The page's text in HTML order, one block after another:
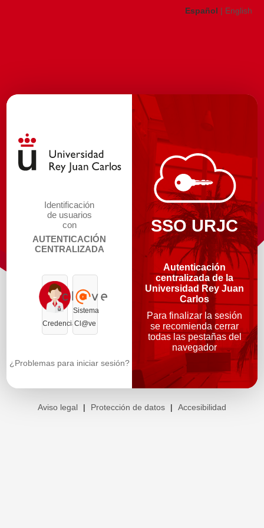
Español | English
Identificación
de usuarios
con
AUTENTICACIÓN
CENTRALIZADA
Credenciales
Sistema
Cl@ve
¿Problemas para iniciar sesión?
SSO URJC
Autenticación
centralizada de la
Universidad Rey Juan
Carlos
Para finalizar la sesión
se recomienda cerrar
todas las pestañas del
navegador
Aviso legal | Protección de datos | Accesibilidad